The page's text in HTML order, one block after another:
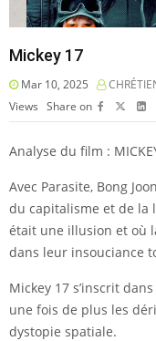
Mickey 17
Mar 10, 2025
Views Share on
Analyse du film :
Avec Parasite, Bong
du capitalisme et de la
était une illusion et où
dans leur insouciance
Mickey 17 s’inscrit
une fois de plus les
dystopie spatiale.